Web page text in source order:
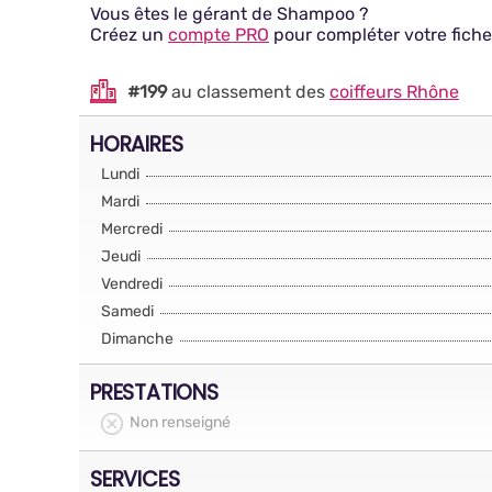
Vous êtes le gérant de Shampoo ?
Créez un compte PRO pour compléter votre
#199au classement des coiffeurs Rhône
HORAIRES
Lundi
Mardi
Mercredi
Jeudi
Vendredi
Samedi
Dimanche
PRESTATIONS
Non renseigné
SERVICES